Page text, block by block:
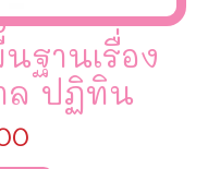
ฐานเรื่อง
ล ปฏิทิน